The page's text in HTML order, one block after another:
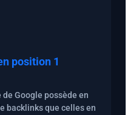
position 1
Google possède en
backlinks que celles en